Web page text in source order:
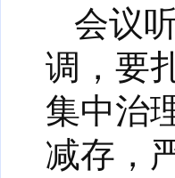
会议
调，要
集中治
减存，